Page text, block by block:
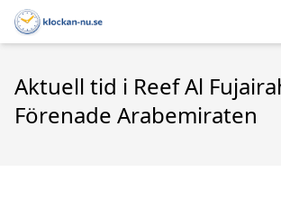
Aktuell tid i Reef Al
Förenade Arabemiraten